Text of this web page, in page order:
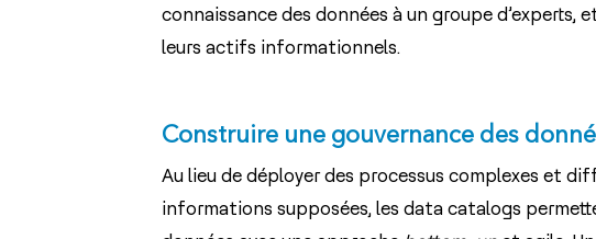
connaissance des données à un groupe d’experts,
leurs actifs informationnels.
Construire une gouvernance des
Au lieu de déployer des processus complexes et
informations supposées, les data catalogs